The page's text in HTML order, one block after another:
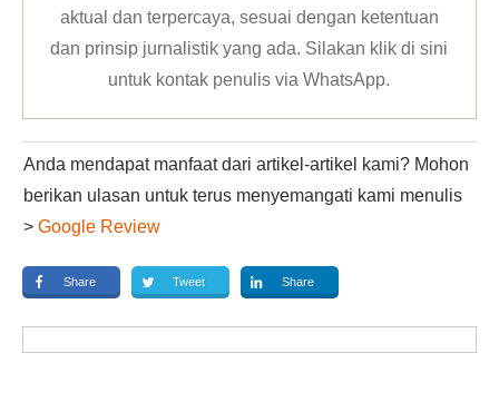
aktual dan terpercaya, sesuai dengan ketentuan
dan prinsip jurnalistik yang ada. Silakan klikdi sini
untuk kontak penulis via WhatsApp.
Anda mendapat manfaat dari artikel-artikel kami? Mohon
berikan ulasan untuk terus menyemangati kami menulis
> Google Review
Share Tweet Share